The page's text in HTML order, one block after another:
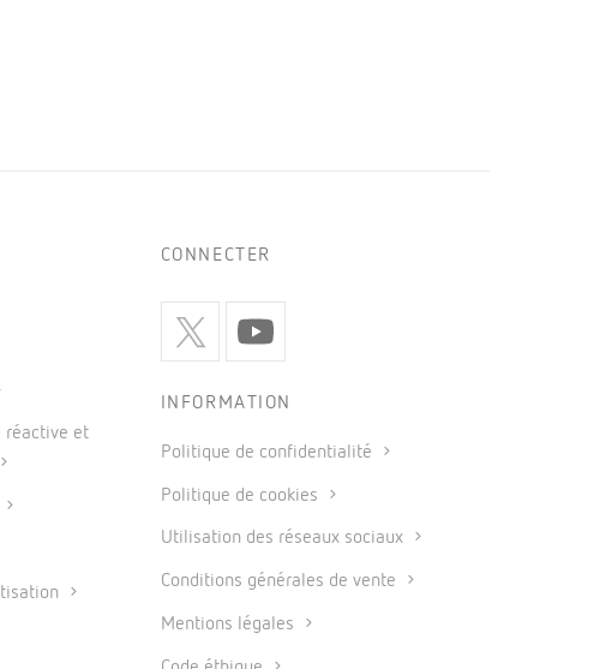
réactive et
CONNECTER
INFORMATION
Politique de confidentialité
Politique de cookies
Utilisation des réseaux sociaux
Conditions générales de vente
Mentions légales